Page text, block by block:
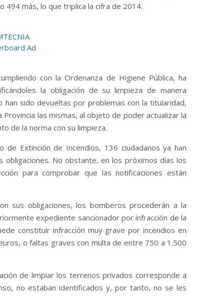
más, lo que triplica la cifra de 2014.
con la Ordenanza de Higiene Pública, ha
la obligación de su limpieza de manera
sido devueltas por problemas con la titularidad,
las mismas, al objeto de poder actualizar la
de la norma con su limpieza.
Extinción de Incendios, 136 ciudadanos ya han
obligaciones. No obstante, en los próximos días los
para comprobar que las notificaciones están
sus obligaciones, los bomberos procederán a la
expediente sancionador por infracción de la
constituir infracción muy grave por incendios en
o faltas graves con multa de entre 750 a 1.500
de limpiar los terrenos privados corresponde a
no estaban identificados y, por tanto, no se les